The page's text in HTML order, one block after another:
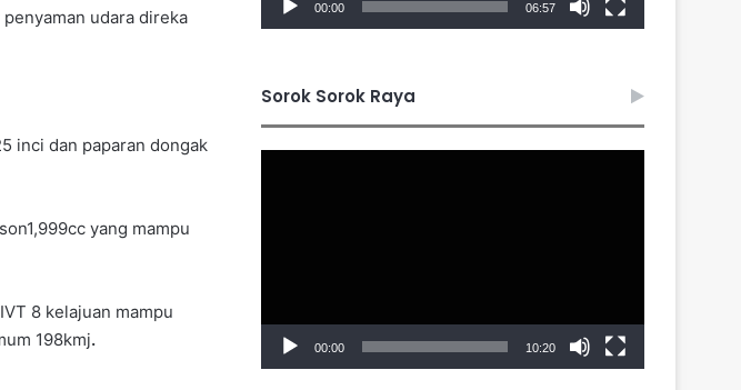
udara direka
inci dan paparan dongak
yang mampu
8 kelajuan mampu
198kmj.
00:00 06:57
Sorok Sorok Raya
00:00 10:20